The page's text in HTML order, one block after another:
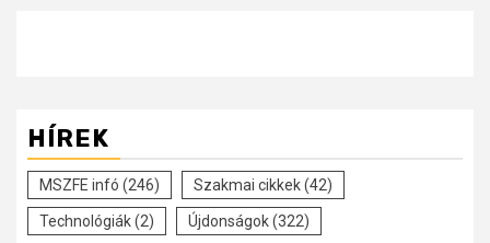
HÍREK
MSZFE infó (246) Szakmai cikkek(42)
Technológiák(2) Újdonságok(322)